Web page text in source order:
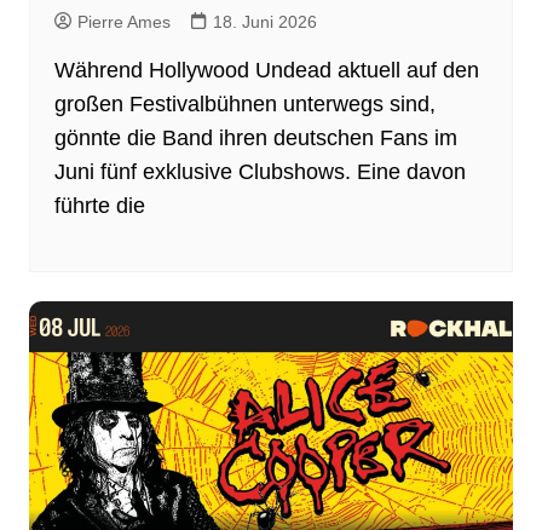
Pierre Ames 18. Juni 2026
Während Hollywood Undead aktuell auf den
großen Festivalbühnen unterwegs sind,
gönnte die Band ihren deutschen Fans im
Juni fünf exklusive Clubshows. Eine davon
führte die